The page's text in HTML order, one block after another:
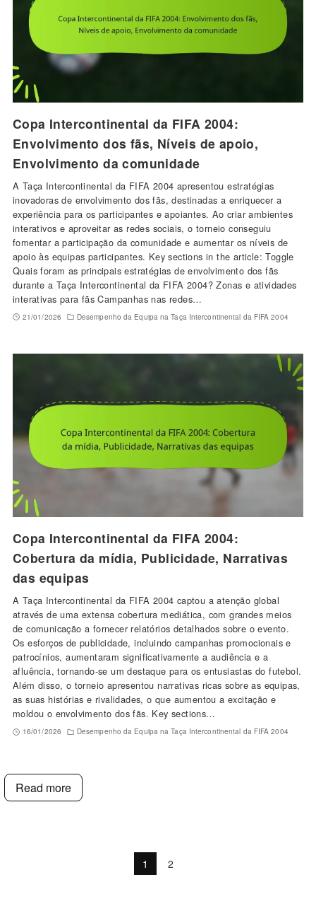
Copa Intercontinental da FIFA 2004:
Envolvimento dos fãs, Níveis de apoio,
Envolvimento da comunidade
A Taça Intercontinental da FIFA 2004 apresentou estratégias
inovadoras de envolvimento dos fãs, destinadas a enriquecer a
experiência para os participantes e apoiantes. Ao criar ambientes
interativos e aproveitar as redes sociais, o torneio conseguiu
fomentar a participação da comunidade e aumentar os níveis de
apoio às equipas participantes. Key sections in the article: Toggle
Quais foram as principais estratégias de envolvimento dos fãs
durante a Taça Intercontinental da FIFA 2004? Zonas e atividades
interativas para fãs Campanhas nas redes…
21/01/2026 Desempenho da Equipa na Taça Intercontinental da FIFA 2004
Copa Intercontinental da FIFA 2004:
Cobertura da mídia, Publicidade, Narrativas
das equipas
A Taça Intercontinental da FIFA 2004 captou a atenção global
através de uma extensa cobertura mediática, com grandes meios
de comunicação a fornecer relatórios detalhados sobre o evento.
Os esforços de publicidade, incluindo campanhas promocionais e
patrocínios, aumentaram significativamente a audiência e a
afluência, tornando-se um destaque para os entusiastas do futebol.
Além disso, o torneio apresentou narrativas ricas sobre as equipas,
as suas histórias e rivalidades, o que aumentou a excitação e
moldou o envolvimento dos fãs. Key sections…
16/01/2026 Desempenho da Equipa na Taça Intercontinental da FIFA 2004
Read more
1 2